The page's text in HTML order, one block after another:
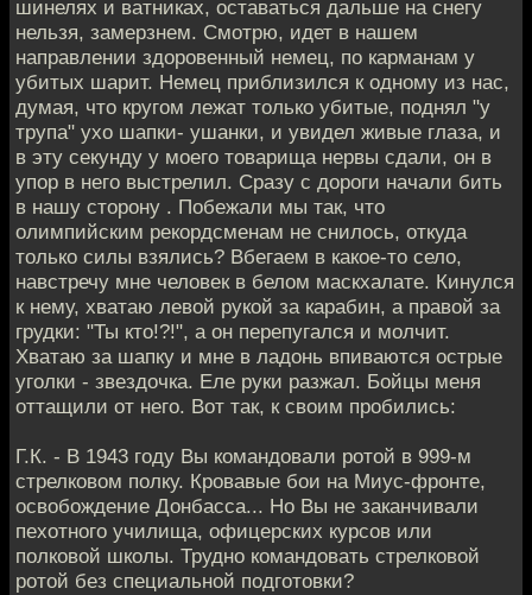
шинелях и ватниках, оставаться дальше на снегу
нельзя, замерзнем. Смотрю, идет в нашем
направлении здоровенный немец, по карманам у
убитых шарит. Немец приблизился к одному из нас,
думая, что кругом лежат только убитые, поднял "у
трупа" ухо шапки- ушанки, и увидел живые глаза, и
в эту секунду у моего товарища нервы сдали, он в
упор в него выстрелил. Сразу с дороги начали бить
в нашу сторону . Побежали мы так, что
олимпийским рекордсменам не снилось, откуда
только силы взялись? Вбегаем в какое-то село,
навстречу мне человек в белом маскхалате. Кинулся
к нему, хватаю левой рукой за карабин, а правой за
грудки: "Ты кто!?!", а он перепугался и молчит.
Хватаю за шапку и мне в ладонь впиваются острые
уголки - звездочка. Еле руки разжал. Бойцы меня
оттащили от него. Вот так, к своим пробились:
Г.К. - В 1943 году Вы командовали ротой в 999-м
стрелковом полку. Кровавые бои на Миус-фронте,
освобождение Донбасса... Но Вы не заканчивали
пехотного училища, офицерских курсов или
полковой школы. Трудно командовать стрелковой
ротой без специальной подготовки?